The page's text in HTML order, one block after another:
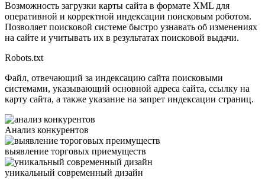
Возможность загрузки карты сайта в формате XML для
оперативной и корректной индексации поисковым роботом.
Позволяет поисковой системе быстро узнавать об изменениях
на сайте и учитывать их в результатах поисковой выдачи.
Robots.txt
Файл, отвечающий за индексацию сайта поисковыми
системами, указывающий основной адреса сайта, ссылку на
карту сайта, а также указание на запрет индексации страниц.
Анализ конкурентов
выявление торговых приемуществ
уникальный современный дизайн